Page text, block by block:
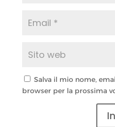
Salva il mio nome,
browser per la prossima